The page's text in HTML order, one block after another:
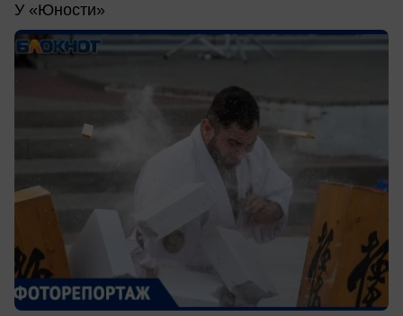
У «Юности»